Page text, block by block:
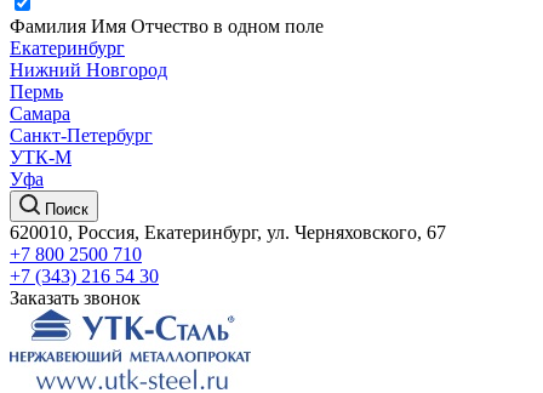
Фамилия Имя Отчество в одном поле
Екатеринбург
Нижний Новгород
Пермь
Самара
Санкт-Петербург
УТК-М
Уфа
Поиск
620010, Россия, Екатеринбург, ул. Черняховского, 67
+7 800 2500 710
+7 (343) 216 54 30
Заказать звонок